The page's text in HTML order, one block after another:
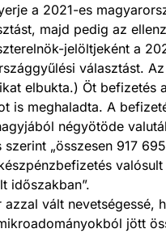
a 2021-es
majd pedig az
jelöltjeként a
választást.
elbukta.) Öt befizetés
is meghaladta. A
négyötöde
„összesen 917
valósult
időszakban”.
vált nevetségessé,
jött